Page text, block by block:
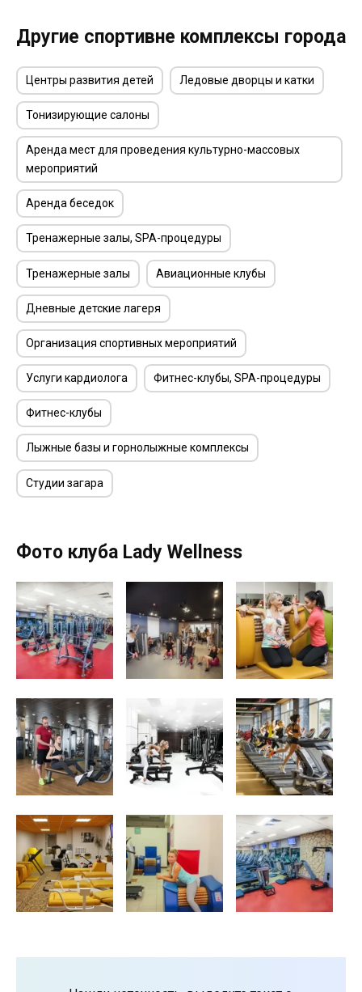
Другие спортивне комплексы города
Центры развития детей Ледовые дворцы и катки
Тонизирующие салоны
Аренда мест для проведения культурно-массовых
мероприятий
Аренда беседок
Тренажерные залы, SPA-процедуры
Тренажерные залы Авиационные клубы
Дневные детские лагеря
Организация спортивных мероприятий
Услуги кардиолога Фитнес-клубы, SPA-процедуры
Фитнес-клубы
Лыжные базы и горнолыжные комплексы
Студии загара
Фото клуба Lady Wellness